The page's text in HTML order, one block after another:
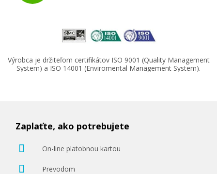
Výrobca je držiteľom certifikátov ISO 9001 (Quality Management
System) a ISO 14001 (Enviromental Management System).
Zaplaťte, ako potrebujete
On-line platobnou kartou
Prevodom